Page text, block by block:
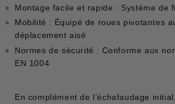
Montage facile et rapide : Système de
Mobilité : Équipé de roues pivotantes
déplacement aisé
Normes de sécurité : Conforme aux
EN 1004
En complément de l’échafaudage